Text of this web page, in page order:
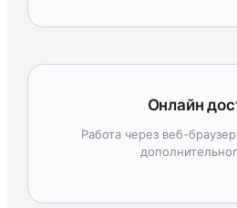
Онлайн
Работа через веб-